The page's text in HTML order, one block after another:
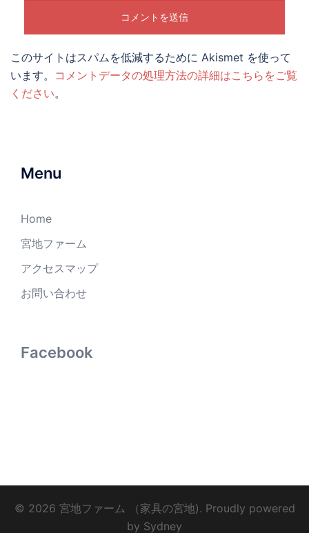
このサイトはスパムを低減するために Akismet を使って
います。 コメントデータの処理方法の詳細はこちらをご覧
ください。
Menu
Home
宮地ファーム
アクセスマップ
お問い合わせ
Facebook
© 2026 宮地ファーム （家具の宮地). Proudly powered
by Sydney